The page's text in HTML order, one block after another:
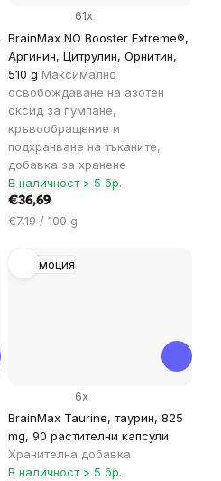
BrainMax NO Booster Extreme®,
Аргинин, Цитрулин, Орнитин,
510 g Максимално
освобождаване на азотен
оксид за пумпане,
кръвообращение и
подхранване на тъканите,
добавка за хранене
61x
В наличност > 5 бр.
€36,69
Цена
мярка:
€7,19 / 100 g
Промоция
BrainMax Taurine, таурин, 825
mg, 90 растителни капсули
Хранителна добавка
6x
В наличност > 5 бр.